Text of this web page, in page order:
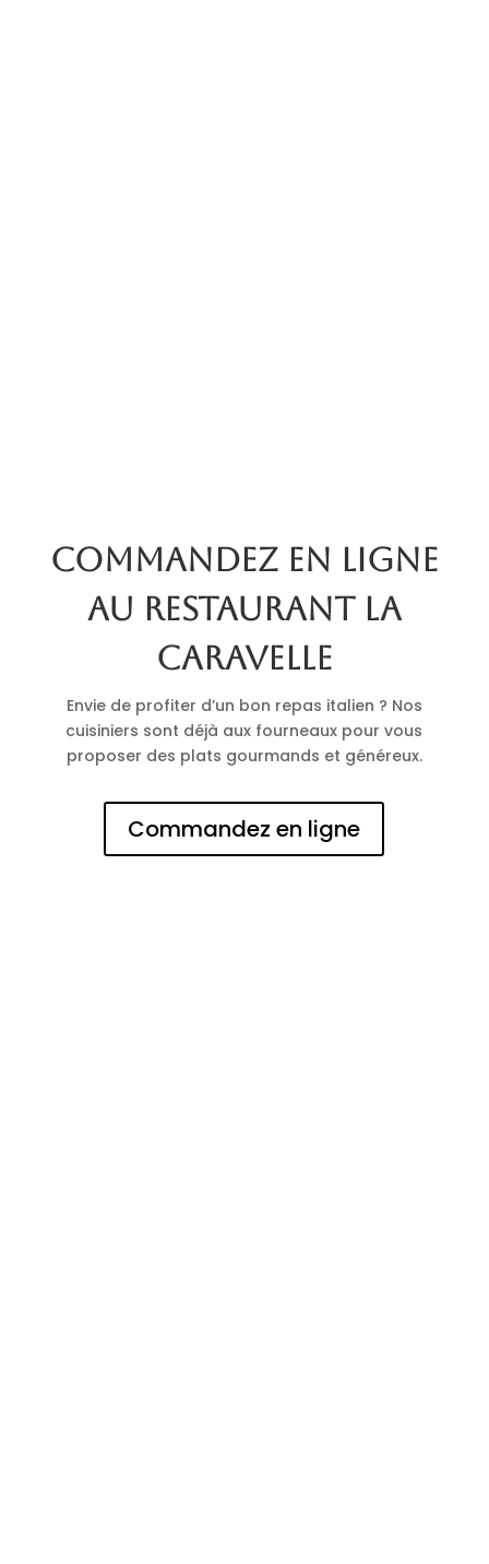
Commandez en ligne
au restaurant La
Caravelle
Envie de profiter d’un bon repas italien ? Nos
cuisiniers sont déjà aux fourneaux pour vous
proposer des plats gourmands et généreux.
Commandez en ligne